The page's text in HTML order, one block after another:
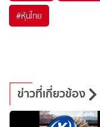
#หุ้นไทย
ข่าวที่เกี่ยวข้อง